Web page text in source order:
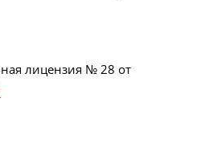
лицензия № 28 от